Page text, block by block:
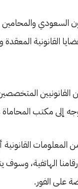
السعودي والمحامين
القانونية
المتخصصين
إلى مكتب
القانونية
الهاتفية،
على الفور.